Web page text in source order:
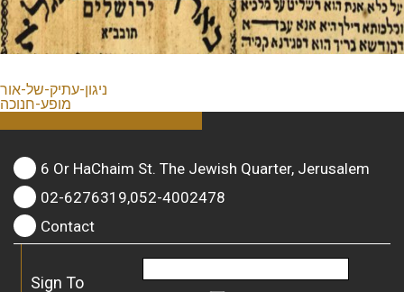
ניגון-עתיק-של-אור
מופע-חנוכה
6 Or HaChaim St. The Jewish Quarter, Jerusalem
02-6276319,052-4002478
Contact
Sign To